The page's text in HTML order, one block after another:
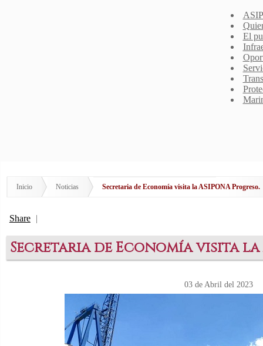
El
Inicio Noticias Secretaria de Economía visita la ASIPONA Progreso.
Share |
Secretaria de Economía visita la
03 de Abril del 2023